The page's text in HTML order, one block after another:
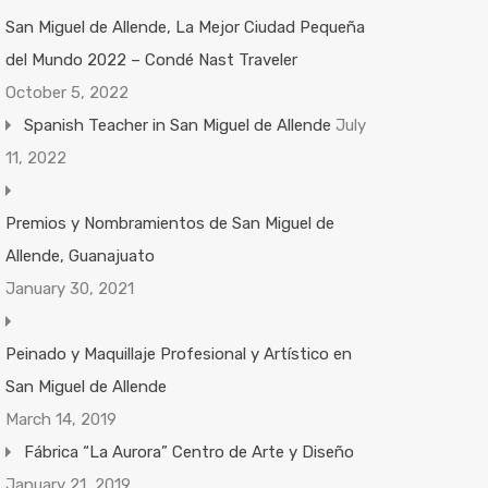
San Miguel de Allende, La Mejor Ciudad Pequeña
del Mundo 2022 – Condé Nast Traveler
October 5, 2022
Spanish Teacher in San Miguel de Allende July
11, 2022
Premios y Nombramientos de San Miguel de
Allende, Guanajuato
January 30, 2021
Peinado y Maquillaje Profesional y Artístico en
San Miguel de Allende
March 14, 2019
Fábrica “La Aurora” Centro de Arte y Diseño